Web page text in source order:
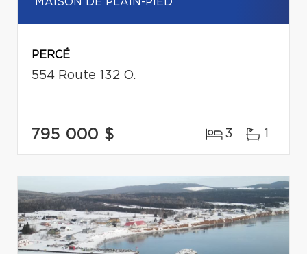
PERCÉ
554 Route 132 O.
795 000 $ 3 1